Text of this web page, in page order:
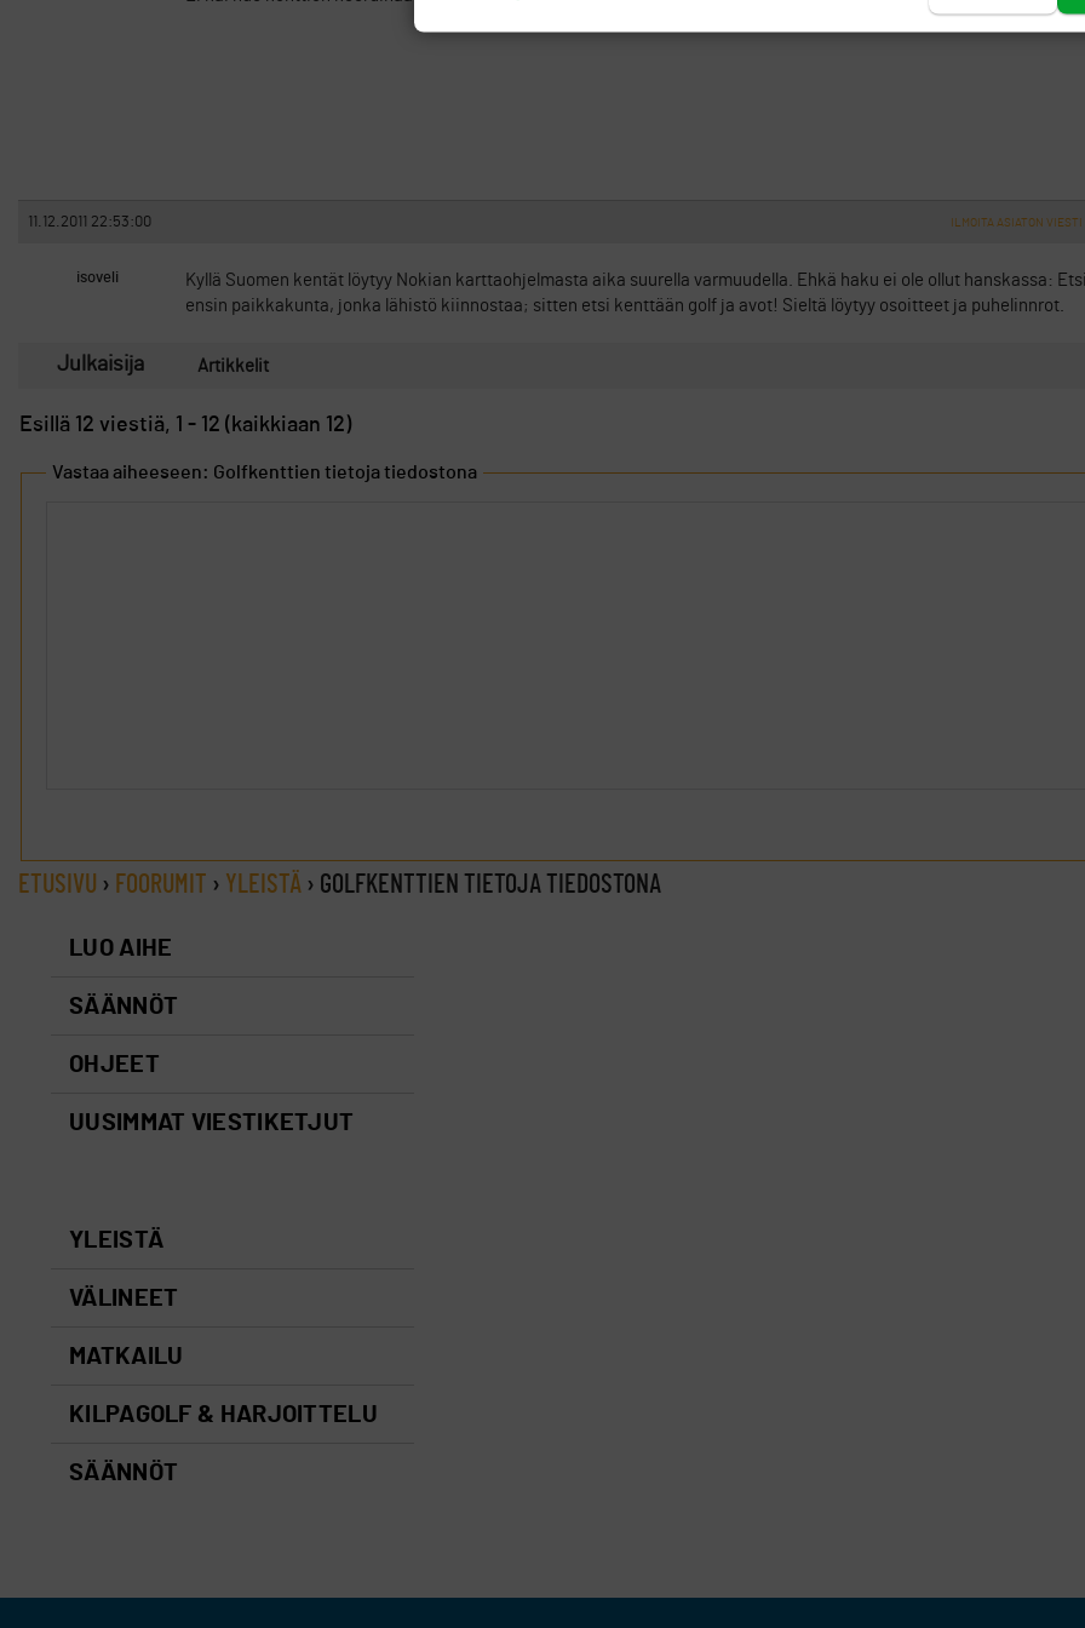
11.12.2011 22:53:00 ILMOITA ASIATON VIESTI
isoveli
Kyllä Suomen kentät löytyy Nokian karttaohjelmasta aika suurella varmuudella. Ehkä haku ei ole ollut hanskassa:
ensin paikkakunta, jonka lähistö kiinnostaa; sitten etsi kenttään golf ja avot! Sieltä löytyy osoitteet ja puhelinnrot.
Julkaisija Artikkelit
Esillä 12 viestiä, 1 - 12 (kaikkiaan 12)
Vastaa aiheeseen: Golfkenttien tietoja tiedostona
ETUSIVU › FOORUMIT › YLEISTÄ › GOLFKENTTIEN TIETOJA TIEDOSTONA
LUO AIHE
SÄÄNNÖT
OHJEET
UUSIMMAT VIESTIKETJUT
YLEISTÄ
VÄLINEET
MATKAILU
KILPAGOLF & HARJOITTELU
SÄÄNNÖT